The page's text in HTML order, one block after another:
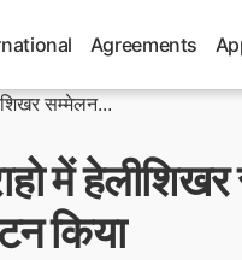
Agreements
सम्‍मेलन...
में
किया